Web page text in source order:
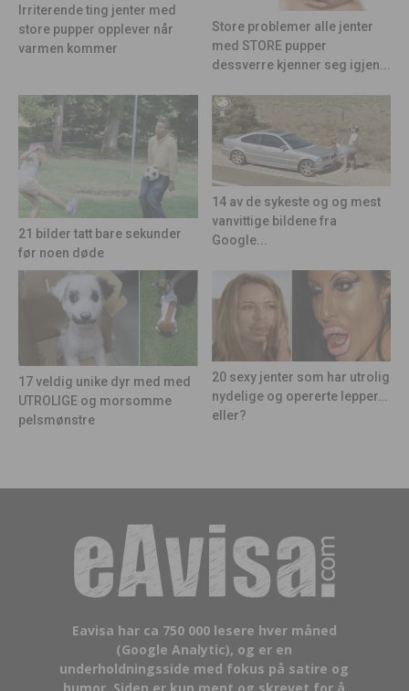
Irriterende ting jenter med
store pupper opplever når
varmen kommer
Store problemer alle jenter
med STORE pupper
dessverre kjenner seg igjen...
21 bilder tatt bare sekunder
før noen døde
14 av de sykeste og og mest
vanvittige bildene fra
Google...
17 veldig unike dyr med med
UTROLIGE og morsomme
pelsmønstre
20 sexy jenter som har utrolig
nydelige og opererte lepper…
eller?
Eavisa har ca 750 000 lesere hver måned
(Google Analytic), og er en
underholdningsside med fokus på satire og